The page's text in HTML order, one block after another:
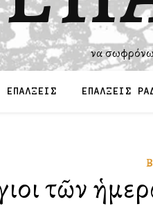
Ἵνα
ΕΠΑΛΞΕΙΣ ΕΠΑΛΞΕΙΣ
τῶν